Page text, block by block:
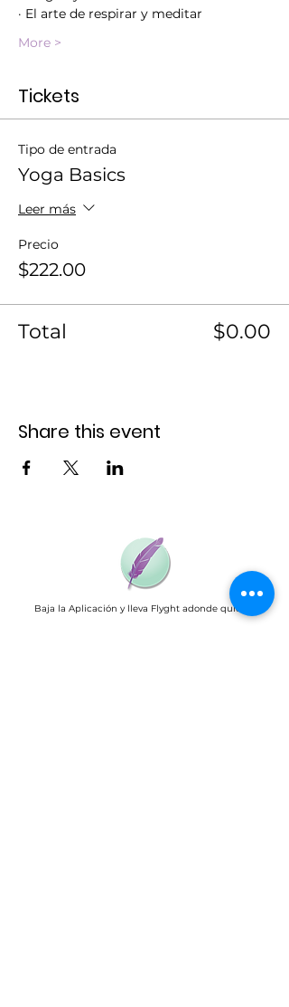
· El arte de respirar y meditar
More >
Tickets
Tipo de entrada
Yoga Basics
Leer más
Precio
$222.00
Total $0.00
Share this event
Baja la Aplicación y lleva Flyght adonde quieras